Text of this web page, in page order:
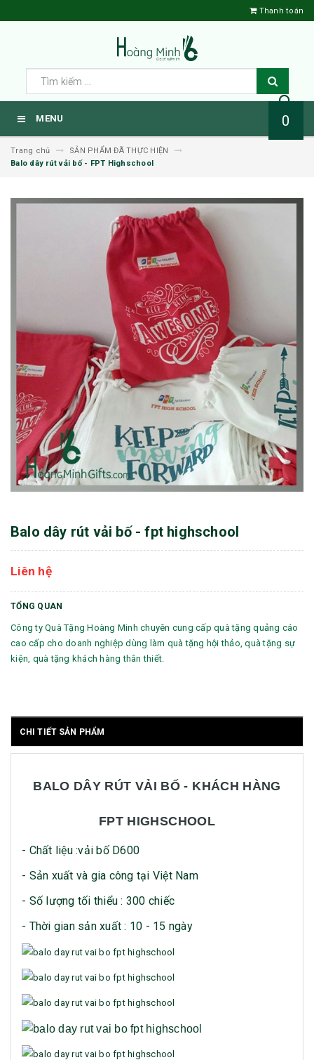
Thanh toán
MENU 0
Trang chủ
SẢN PHẨM ĐÃ THỰC HIỆN
Balo dây rút vải bố - FPT Highschool
Balo dây rút vải bố - fpt highschool
Liên hệ
TỔNG QUAN
Công ty Quà Tặng Hoàng Minh chuyên cung cấp quà tặng quảng cáo
cao cấp cho doanh nghiệp dùng làm quà tặng hội thảo, quà tặng sự
kiện, quà tặng khách hàng thân thiết.
CHI TIẾT SẢN PHẨM
BALO DÂY RÚT VẢI BỐ - KHÁCH HÀNG
FPT HIGHSCHOOL
- Chất liệu :vải bố D600
- Sản xuất và gia công tại Việt Nam
- Số lượng tối thiểu : 300 chiếc
- Thời gian sản xuất : 10 - 15 ngày